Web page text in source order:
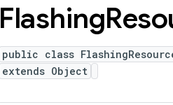
Flashing
public class
extends Object